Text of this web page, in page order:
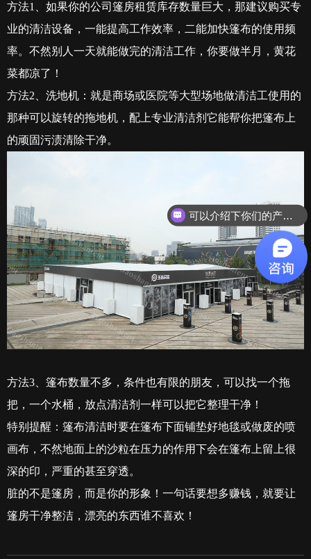
方法1
、如果你的公司篷房租赁库存数量巨大，那建议购买专
业的清洁设备，一能提高工作效率，二能加快篷布的使用频
率。不然别人一天就能做完的清洁工作，你要做半月，黄花
菜都凉了！
方法2 、洗地机：就是商场或医院等大型场地做清洁工使用的
那种可以旋转的拖地机，配上专业清洁剂它能帮你把篷布上
的顽固污渍清除干净。
方法3 、篷布数量不多，条件也有限的朋友，可以找一个拖
把，一个水桶，放点清洁剂一样可以把它整理干净！
特别提醒：篷布清洁时要在篷布下面铺垫好地毯或做废的喷
画布，不然地面上的沙粒在压力的作用下会在篷布上留上很
深的印，严重的甚至穿透。
脏的不是篷房，而是你的形象！一句话要想多赚钱，就要让
篷房干净整洁，漂亮的东西谁不喜欢！
可以介绍下你们的产品么？